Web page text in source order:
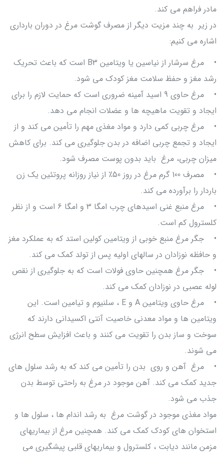
مادر فراهم می کند.
در زیر به چند مزیت دیگر از مصرف گوشت مرغ در دوران بارداری
اشاره می کنیم:
• مرغ سرشار از نیاسین یا ویتامین B3 است که باعث تحریک
رشد مغز و حفظ سلامت مغز کودک می شود.
• مرغ حاوی 9 اسید آمینه ضروری است که حمایت لازم را برای
ایجاد و تقویت ماهیچه ها و عضلات انجام می دهد.
• مرغ چربی کمی دارد و مواد مغذی مهم را تأمین می کند و از
ایجاد و تجمع چربی اضافه در بدن جلوگیری می کند. برای کاهش
میزان چربی، مرغ باید بدون پوست مصرف شود.
• مصرف 100 گرم مرغ در روز 50٪ از نیاز روزانه پروتئین یک زن
باردار را برآورده می کند.
• مرغ منبع غنی اسیدهای چرب امگا 3 و امگا 6 است و از نظر
کلسترول کم است.
• جگر مرغ منبع خوبی از ویتامین کولین استد که به عملکرد مغز
و حافظه نوزادان در سالهای اولیه پس از تولد کمک می کند.
• جگر مرغ همچنین حاوی فولات است که به جلوگیری از نقص
لوله عصبی در نوزادان کمک می کند.
• مرغ حاوی ویتامین A و E ، سلنیوم و تیامین است. این
ویتامین ها و مواد معدنی خاصیت آنتی اکسیدانی دارند که
سوخت و ساز بدن را تقویت می کنند و باعث افزایش سطح انرژی
می شوند.
• مرغ آهن و روی بدن را تأمین می کند که به رشد سلول های
جدید کمک می کند. آهن موجود در مرغ به راحتی توسط بدن
جذب می شود.
مواد مغذی موجود در گوشت مرغ به رشد اندام ها ، سلول ها و
استخوان های کودک کمک می کند. همچنین مرغ از بیماریهای
مزمن مانند دیابت ، کلسترول و بیماریهای قلبی پیشگیری می